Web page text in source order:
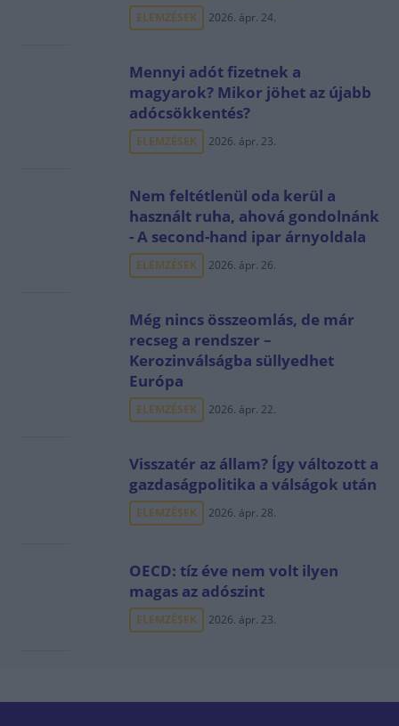
ELEMZÉSEK 2026. ápr. 24.
Mennyi adót fizetnek a
magyarok? Mikor jöhet az újabb
adócsökkentés?
ELEMZÉSEK 2026. ápr. 23.
Nem feltétlenül oda kerül a
használt ruha, ahová gondolnánk
- A second-hand ipar árnyoldala
ELEMZÉSEK 2026. ápr. 26.
Még nincs összeomlás, de már
recseg a rendszer –
Kerozinválságba süllyedhet
Európa
ELEMZÉSEK 2026. ápr. 22.
Visszatér az állam? Így változott a
gazdaságpolitika a válságok után
ELEMZÉSEK 2026. ápr. 28.
OECD: tíz éve nem volt ilyen
magas az adószint
ELEMZÉSEK 2026. ápr. 23.